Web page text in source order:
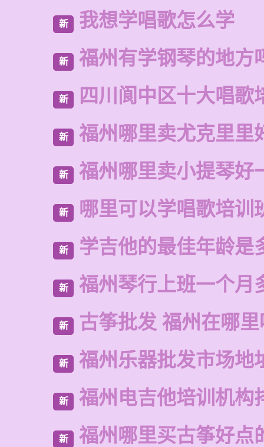
新 我想学唱歌怎么学
新 福州有学钢琴的地方
新 四川阆中区十大唱歌
新 福州哪里卖尤克里里
新 福州哪里卖小提琴好
新 哪里可以学唱歌培训
新 学吉他的最佳年龄是
新 福州琴行上班一个月
新 古筝批发 福州在哪
新 福州乐器批发市场地
新 福州电吉他培训机构
新 福州哪里买古筝好点